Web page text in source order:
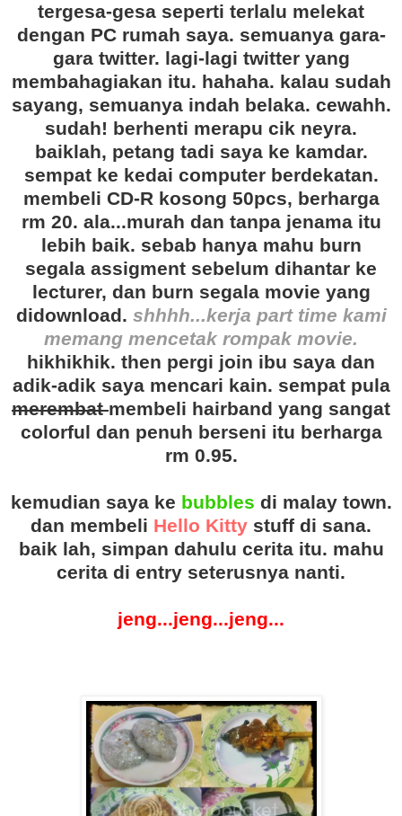
tergesa-gesa seperti terlalu melekat
dengan PC rumah saya. semuanya gara-
gara twitter. lagi-lagi twitter yang
membahagiakan itu. hahaha. kalau sudah
sayang, semuanya indah belaka. cewahh.
sudah! berhenti merapu cik neyra.
baiklah, petang tadi saya ke kamdar.
sempat ke kedai computer berdekatan.
membeli CD-R kosong 50pcs, berharga
rm 20. ala...murah dan tanpa jenama itu
lebih baik. sebab hanya mahu burn
segala assigment sebelum dihantar ke
lecturer, dan burn segala movie yang
didownload. shhhh...kerja part time kami
memang mencetak rompak movie.
hikhikhik. then pergi join ibu saya dan
adik-adik saya mencari kain. sempat pula
merembatmembeli hairband yang sangat
colorful dan penuh berseni itu berharga
rm 0.95.
kemudian saya ke bubbles di malay town.
dan membeli Hello Kitty stuff di sana.
baik lah, simpan dahulu cerita itu. mahu
cerita di entry seterusnya nanti.
jeng...jeng...jeng...